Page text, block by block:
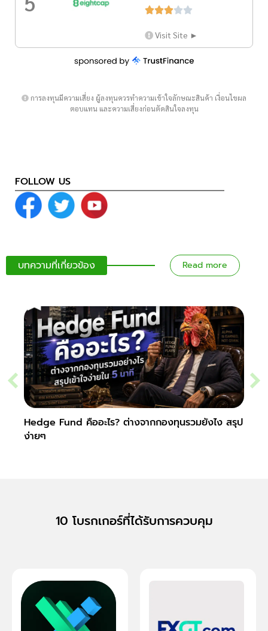

Visit Site ►
การลงทุนมีความเสี่ยง ผู้ลงทุนควรทำความเข้าใจลักษณะสินค้า เงื่อนไขผล
ตอบแทน และความเสี่ยงก่อนตัดสินใจลงทุน
FOLLOW US
บทความที่เกี่ยวข้อง Read more
Hedge Fund คืออะไร? ต่างจากกองทุนรวมยังไง สรุป
ง่ายๆ
10 โบรกเกอร์ที่ได้รับการควบคุม